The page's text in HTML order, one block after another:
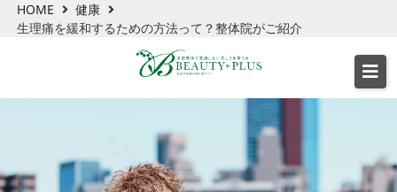
HOME
健康
生理痛を緩和するための方法って？整体院がご紹介